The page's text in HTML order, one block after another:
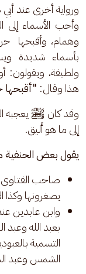
ورواية أخرى عند
وأحب الأسماء إلى
وهمام، وأقبحها
بأسماء شديدة
ولطيفة، ويقولون:
هذا وقال: "أقبحها
وقد كان ﷺ يعجبه
إلى ما هو أَليق.
يقول بعض الحنفية
صاحب الفتاوى
يصغرونها وكذا
وابن عابدين
بعبد الله
التسمية
الشمس وعبد